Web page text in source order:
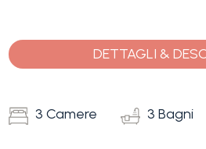
DETTAGLI &
3 Camere 3 Bagni
Terreni
Prezzo